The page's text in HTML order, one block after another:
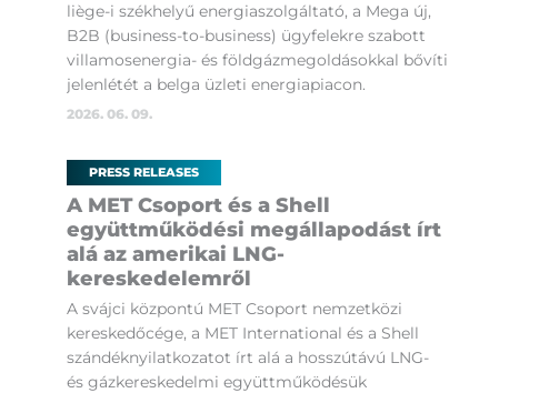
liège-i székhelyű energiaszolgáltató, a Mega új,
B2B (business-to-business) ügyfelekre szabott
villamosenergia- és földgázmegoldásokkal bővíti
jelenlétét a belga üzleti energiapiacon.
2026. 06. 09.
PRESS RELEASES
A MET Csoport és a Shell
együttműködési megállapodást írt
alá az amerikai LNG-
kereskedelemről
A svájci központú MET Csoport nemzetközi
kereskedőcége, a MET International és a Shell
szándéknyilatkozatot írt alá a hosszútávú LNG-
és gázkereskedelmi együttműködésük